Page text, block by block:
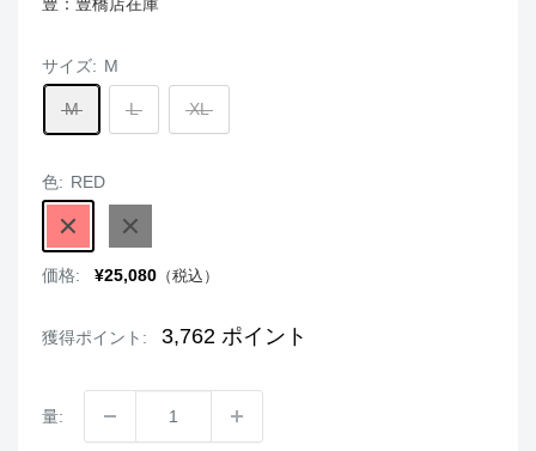
サイズ: M
M L XL
色: RED
RED
BLACK
価格:
販
¥25,080 （税込）
獲得ポイント: 3,762 ポイント
量: